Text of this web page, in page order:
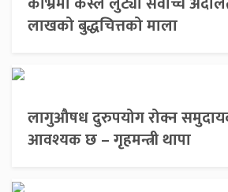
लाखको बुद्धचित्तको माला
लागुऔषध दुरुपयोग रोक्न
आवश्यक छ – गृहमन्त्री थापा